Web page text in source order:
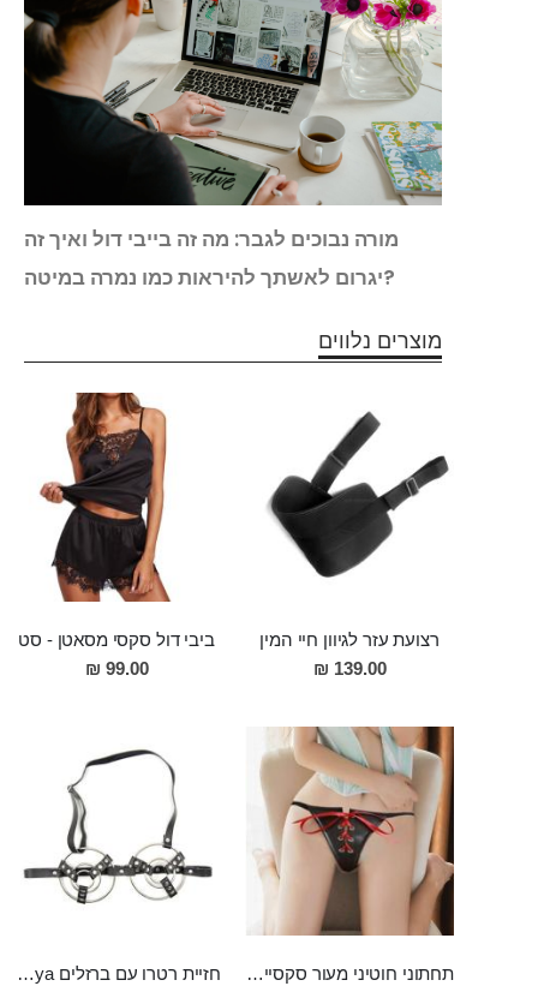
מורה נבוכים לגבר: מה זה בייבי דול ואיך זה
יגרום לאשתך להיראות כמו נמרה במיטה?
מוצרים נלווים
רצועת עזר לגיוון חיי המין
139.00 ₪
ביבי דול סקסי מסאטן - סט
99.00 ₪
תחתוני חוטיני מעור סקסיים ומעוצבים Louisa
חזיית רטרו עם ברזלים Soraya